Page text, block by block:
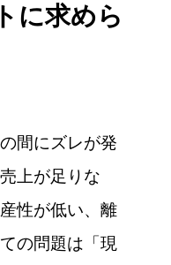
に求めら
間にズレが発
上が足りな
性が低い、離
の問題は「現